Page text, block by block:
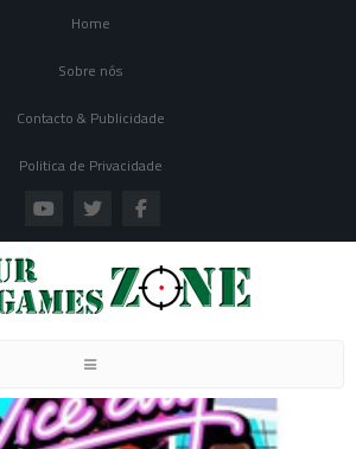
Home
Sobre nós
Contacto & Publicidade
Politica de Privacidade
Toggle navigation